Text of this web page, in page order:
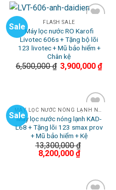
Sale
Add to
Wishlist
FLASH SALE
Máy lọc nước RO Karofi
Livotec 606s + Tặng bộ lõi
123 livotec + Mũ bảo hiểm +
Chân kệ
6,500,000₫ 3,900,000₫
Sale
Add to
Wishlist
Máy lọc nước nóng lạnh KAD-
L68 + Tặng lõi 123 smax prov
+ Mũ bảo hiểm + Kệ
13,300,000₫
8,200,000 ₫